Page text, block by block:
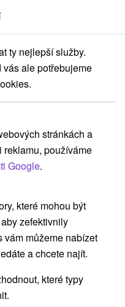
z Demänovskej doliny
ty nejlepší služby.
ale potřebujeme
stránkách a
reklamu, používáme
Google.
které mohou být
zefektivnily
vám můžeme nabízet
a chcete najít.
které typy